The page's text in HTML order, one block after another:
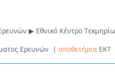
▶ Εθνικό Κέντρο
Ερευνών | αποθετήρια EKT